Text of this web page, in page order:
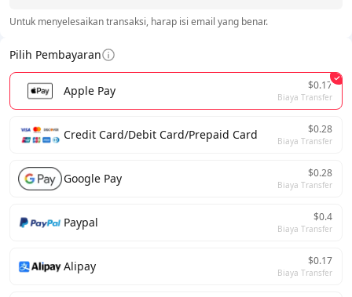
Untuk menyelesaikan transaksi, harap isi email yang benar.
Pilih Pembayaran
Apple Pay $0.17
Biaya Transfer
Credit Card/Debit Card/Prepaid Card $0.28
Biaya Transfer
Google Pay $0.28
Biaya Transfer
Paypal $0.4
Biaya Transfer
Alipay $0.17
Biaya Transfer